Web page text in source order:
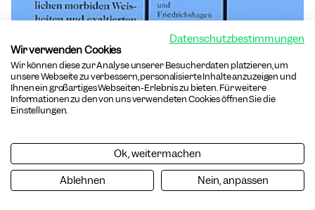
Datenschutzbestimmungen
Wir verwenden Cookies
Wir können diese zur Analyse unserer Besucherdaten platzieren, um
unsere Webseite zu verbessern, personalisierte Inhalte anzuzeigen und
Ihnen ein großartiges Webseiten-Erlebnis zu bieten. Für weitere
Informationen zu den von uns verwendeten Cookies öffnen Sie die
Einstellungen.
Ok, weitermachen
Ablehnen
Nein, anpassen